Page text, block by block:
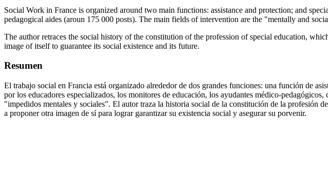
Social Work in France is organized around two main functions: assistance and protection; and
pedagogical aides (aroun 175 000 posts). The main fields of intervention are the "mentally and
The author retraces the social history of the constitution of the profession of special education,
image of itself to guarantee its social existence and its future.
Resumen
El trabajo social en Francia está organizado alrededor de dos grandes funciones: una función de
por los educadores especializados, los monitores de educación, los ayudantes médico-
"impedidos mentales y sociales". El autor traza la historia social de la constitución de la profesión
a proponer otra imagen de sí para lograr garantizar su existencia social y asegurar su porvenir.